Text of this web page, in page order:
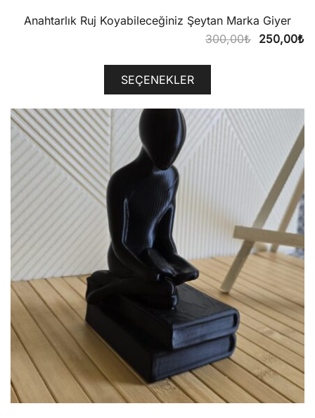
Anahtarlık Ruj Koyabileceğiniz Şeytan Marka Giyer
300,00₺ Orijinal
250,00₺
SEÇENEKLER